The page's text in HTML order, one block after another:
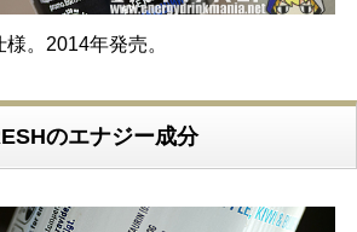
。2014年発売。
のエナジー成分